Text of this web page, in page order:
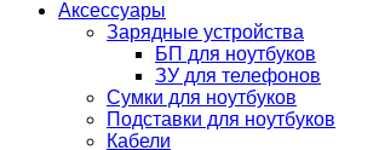
Аксессуары
Зарядные устройства
БП для ноутбуков
ЗУ для телефонов
Сумки для ноутбуков
Подставки для ноутбуков
Кабели